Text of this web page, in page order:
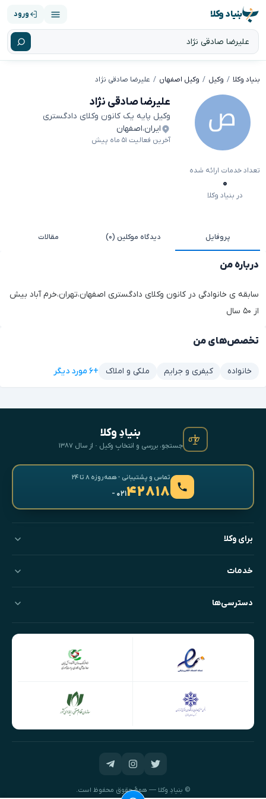
بنیاد وکلا ورود
بنیاد وکلا وکیل وکیل اصفهان علیرضا صادقی نژاد
علیرضا صادقی نژاد
وکیل پایه یک کانون وکلای دادگستری
ایران،اصفهان
آخرین فعالیت ۵۱ ماه پیش
تعداد خدمات ارائه شده
۰
در بنیاد وکلا
پروفایل دیدگاه موکلین (۰) مقالات
درباره من
سابقه ی خانوادگی در کانون وکلای دادگستری اصفهان،تهران،خرم آباد بیش
از ۵۰ سال
تخصص‌های من
خانواده کیفری و جرایم ملکی و املاک +۶ مورد دیگر
بنیادِ وکلا
جستجو، بررسی و انتخابِ وکیل · از سال ۱۳۸۷
تماس و پشتیبانی · همه‌روزه ۸ تا ۲۴
۴۲۸۱۸- ۰۲۱
برای وکلا
خدمات
دسترسی‌ها
© بنیادِ وکلا — همهٔ حقوق محفوظ است.